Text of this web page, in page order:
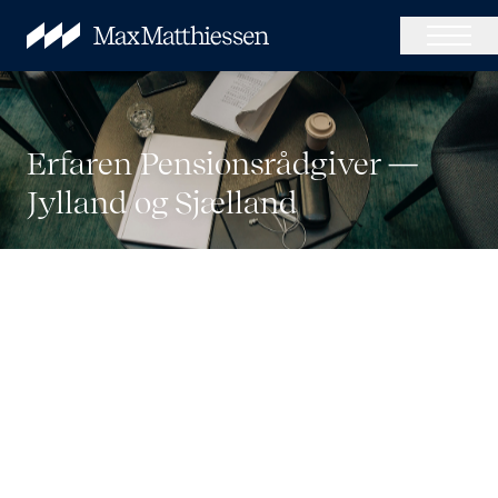
Erfaren Pensionsrådgiver —
Jylland og Sjælland